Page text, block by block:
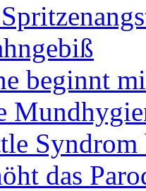
beginnt
das